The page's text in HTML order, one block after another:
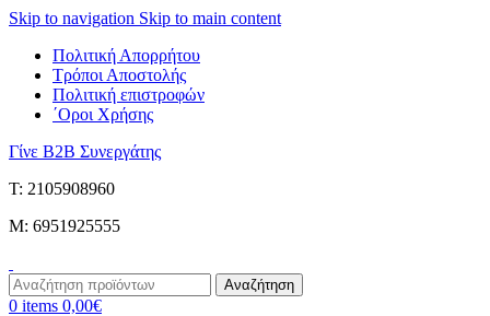
Skip to navigation Skip to main content
Πολιτική Απορρήτου
Τρόποι Αποστολής
Πολιτική επιστροφών
΄Οροι Χρήσης
Γίνε B2B Συνεργάτης
Τ: 2105908960
M: 6951925555
Αναζήτηση
0 items 0,00€